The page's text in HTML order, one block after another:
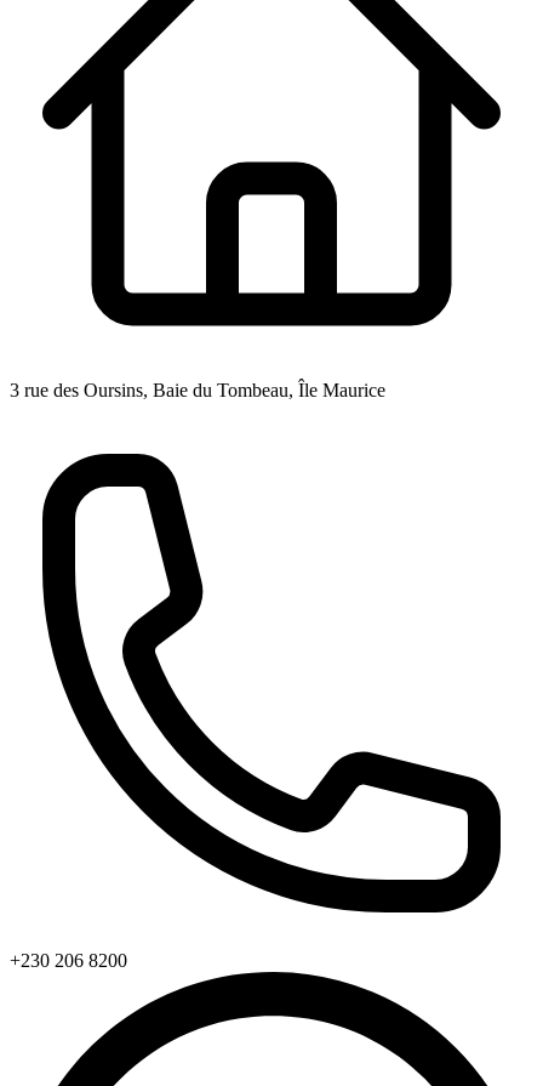
3 rue des Oursins, Baie du Tombeau, Île Maurice
+230 206 8200